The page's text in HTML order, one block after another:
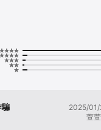
與社交的戶外交友 App。
，取代傳統交友僅在線上
互動都建立在共同興趣與
出找伴邀請時，對方能立即
騙
2025/
萱